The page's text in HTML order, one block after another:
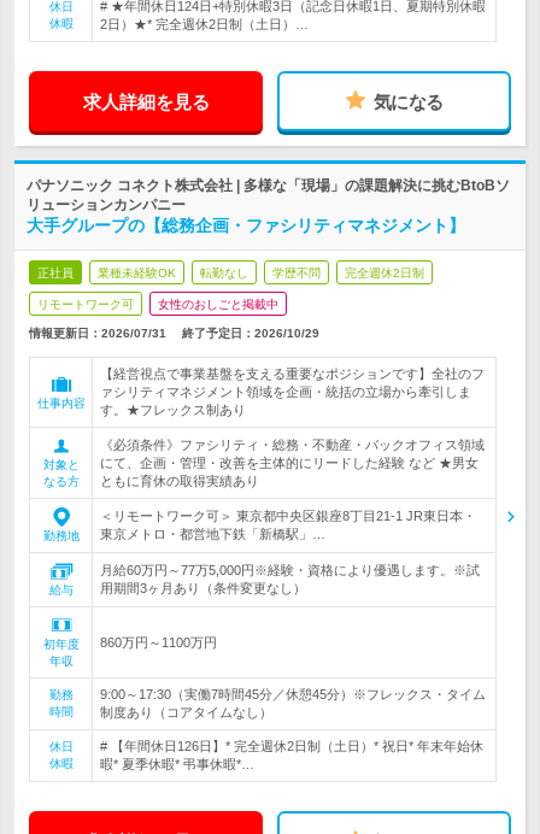
休日
休暇
# ★年間休日124日+特別休暇3日（記念日休暇1日、夏期特別休暇
2日）★* 完全週休2日制（土日）…
求人詳細を見る 気になる
パナソニック コネクト株式会社 | 多様な「現場」の課題解決に挑むBtoBソ
リューションカンパニー
大手グループの【総務企画・ファシリティマネジメント】
正社員 業種未経験OK 転勤なし 学歴不問 完全週休2日制
リモートワーク可 女性のおしごと掲載中
情報更新日：2026/07/31 終了予定日： 2026/10/29
仕事内容
【経営視点で事業基盤を支える重要なポジションです】全社のフ
ァシリティマネジメント領域を企画・統括の立場から牽引しま
す。★フレックス制あり
対象と
なる方
《必須条件》ファシリティ・総務・不動産・バックオフィス領域
にて、企画・管理・改善を主体的にリードした経験 など ★男女
ともに育休の取得実績あり
勤務地
＜リモートワーク可＞ 東京都中央区銀座8丁目21‐1 JR東日本・
東京メトロ・都営地下鉄「新橋駅」…
給与
月給60万円～77万5,000円※経験・資格により優遇します。※試
用期間3ヶ月あり（条件変更なし）
初年度
年収
860万円～1100万円
勤務
時間
9:00～17:30（実働7時間45分／休憩45分）※フレックス・タイム
制度あり（コアタイムなし）
休日
休暇
# 【年間休日126日】* 完全週休2日制（土日）* 祝日* 年末年始休
暇* 夏季休暇* 弔事休暇*…